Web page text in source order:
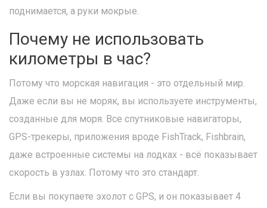
поднимается, а руки мокрые.
Почему не использовать
километры в час?
Потому что морская навигация - это отдельный мир.
Даже если вы не моряк, вы используете инструменты,
созданные для моря. Все спутниковые навигаторы,
GPS-трекеры, приложения вроде FishTrack, Fishbrain,
даже встроенные системы на лодках - всё показывает
скорость в узлах. Потому что это стандарт.
Если вы покупаете эхолот с GPS, и он показывает 4